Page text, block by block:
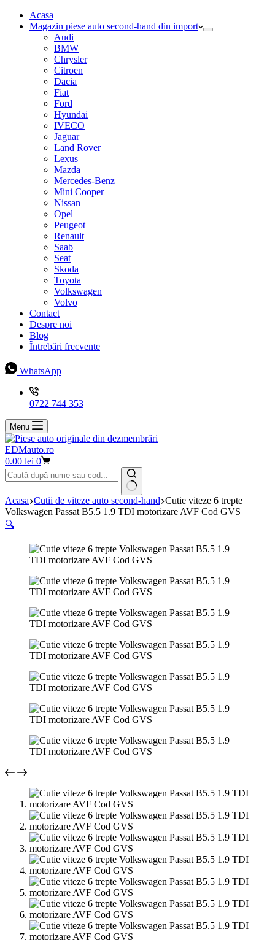
cumpărături
Acasa
Magazin piese auto second-hand din import
Audi
BMW
Chrysler
Citroen
Dacia
Fiat
Ford
Hyundai
IVECO
Jaguar
Land Rover
Lexus
Mazda
Mercedes-Benz
Mini Cooper
Nissan
Opel
Peugeot
Renault
Saab
Seat
Skoda
Toyota
Volkswagen
Volvo
Contact
Despre noi
Blog
Întrebări frecvente
WhatsApp
0722 744 353
Menu
EDMauto.ro
Coș
de
cumpărături
0.00 lei 0
Niciun
rezultat
Acasa Cutii de viteze auto second-hand Cutie viteze 6 trepte
Volkswagen Passat B5.5 1.9 TDI motorizare AVF Cod GVS
🔍